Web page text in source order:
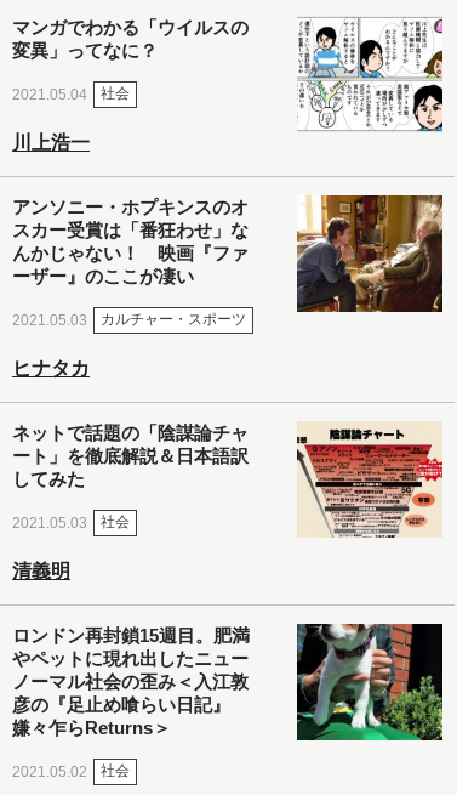
マンガでわかる「ウイルスの
変異」ってなに？
2021.05.04 社会
川上浩一
アンソニー・ホプキンスのオ
スカー受賞は「番狂わせ」な
んかじゃない！ 映画『ファ
ーザー』のここが凄い
2021.05.03 カルチャー・スポーツ
ヒナタカ
ネットで話題の「陰謀論チャ
ート」を徹底解説＆日本語訳
してみた
2021.05.03 社会
清義明
ロンドン再封鎖15週目。肥満
やペットに現れ出したニュー
ノーマル社会の歪み＜入江敦
彦の『足止め喰らい日記』
嫌々乍らReturns＞
2021.05.02 社会